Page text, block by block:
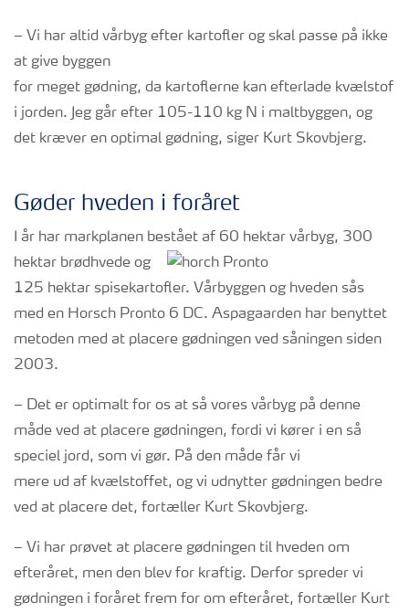
– Vi har altid vårbyg efter kartofler og skal passe på ikke
at give byggen
for meget gødning, da kartoflerne kan efterlade kvælstof
i jorden. Jeg går efter 105-110 kg N i maltbyggen, og
det kræver en optimal gødning, siger Kurt Skovbjerg.
Gøder hveden i foråret
I år har markplanen bestået af 60 hektar vårbyg, 300
hektar brødhvede og
125 hektar spisekartofler. Vårbyggen og hveden sås
med en Horsch Pronto 6 DC. Aspagaarden har benyttet
metoden med at placere gødningen ved såningen siden
2003.
– Det er optimalt for os at så vores vårbyg på denne
måde ved at placere gødningen, fordi vi kører i en så
speciel jord, som vi gør. På den måde får vi
mere ud af kvælstoffet, og vi udnytter gødningen bedre
ved at placere det, fortæller Kurt Skovbjerg.
– Vi har prøvet at placere gødningen til hveden om
efteråret, men den blev for kraftig. Derfor spreder vi
gødningen i foråret frem for om efteråret, fortæller Kurt